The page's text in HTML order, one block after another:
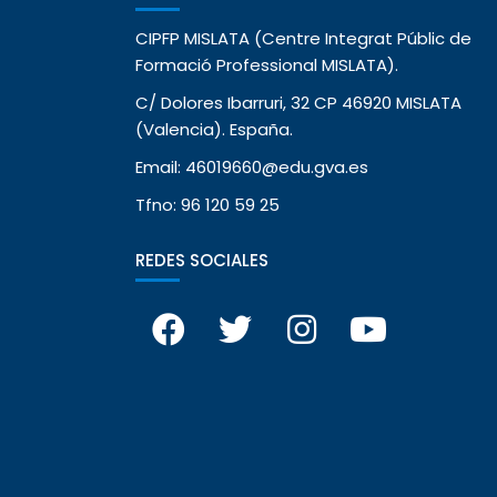
CIPFP MISLATA (Centre Integrat Públic de
Formació Professional MISLATA).
C/ Dolores Ibarruri, 32 CP 46920 MISLATA
(Valencia). España.
Email: 46019660@edu.gva.es
Tfno: 96 120 59 25
REDES SOCIALES